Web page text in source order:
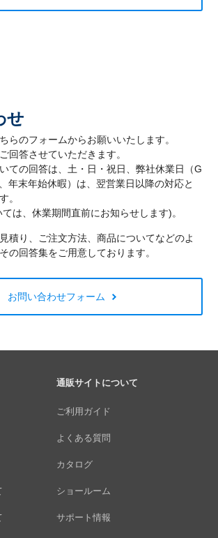
せ
らのフォームからお願いいたします。
回答させていただきます。
ての回答は、土・日・祝日、弊社休業日（G
年末年始休暇）は、翌営業日以降の対応と
。
は、休業期間直前にお知らせします)。
積り、ご注文方法、商品についてなどのよ
の回答集をご用意しております。
お問い合わせフォーム
通販サイトについて
ご利用ガイド
よくある質問
カタログ
ショールーム
サポート情報